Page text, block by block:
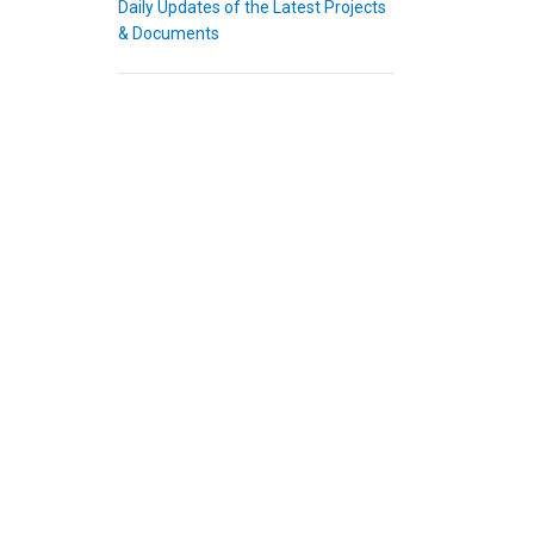
Daily Updates of the Latest Projects
& Documents